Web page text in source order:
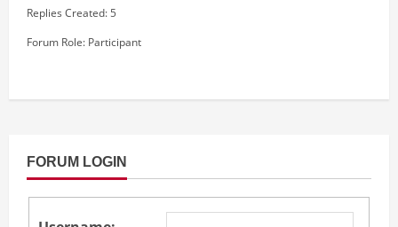
Replies Created: 5
Forum Role: Participant
FORUM LOGIN